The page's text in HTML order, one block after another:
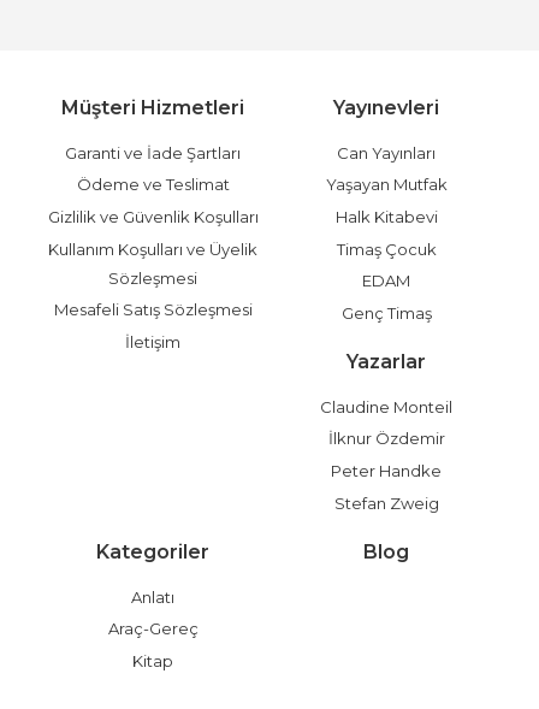
Müşteri Hizmetleri
Garanti ve İade Şartları
Ödeme ve Teslimat
Gizlilik ve Güvenlik Koşulları
Kullanım Koşulları ve Üyelik
Sözleşmesi
Mesafeli Satış Sözleşmesi
İletişim
Yayınevleri
Can Yayınları
Yaşayan Mutfak
Halk Kitabevi
Timaş Çocuk
EDAM
Genç Timaş
Yazarlar
Claudine Monteil
İlknur Özdemir
Peter Handke
Stefan Zweig
Kategoriler
Anlatı
Araç-Gereç
Kitap
Blog